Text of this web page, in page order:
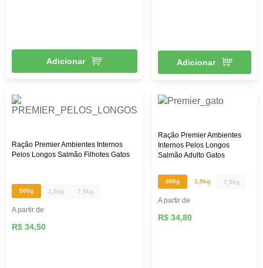
Adicionar Adicionar
Ração Premier Ambientes Internos
Pelos Longos Salmão Filhotes Gatos
500g 1,5kg 7,5kg
A partir de
R$ 34,50
Ração Premier Ambientes
Internos Pelos Longos
Salmão Adulto Gatos
500g 1,5kg 7,5kg
A partir de
R$ 34,80